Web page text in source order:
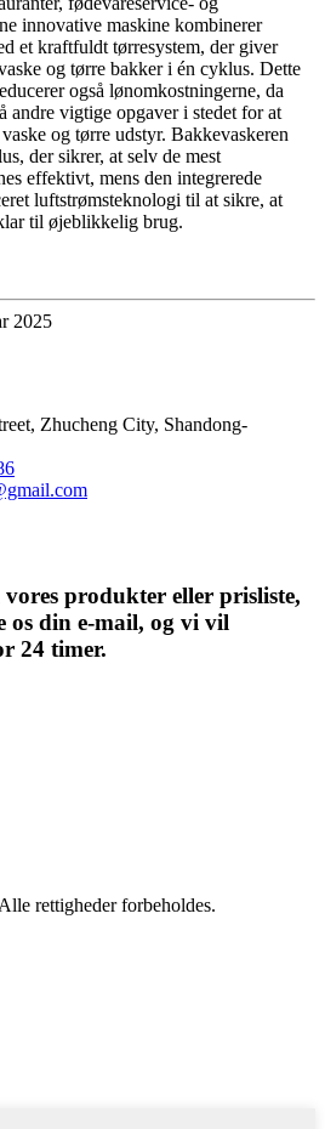
innovative maskine kombinerer
et kraftfuldt tørresystem, der giver
og tørre bakker i én cyklus. Dette
også lønomkostningerne, da
andre vigtige opgaver i stedet for at
og tørre udstyr. Bakkevaskeren
der sikrer, at selv de mest
effektivt, mens den integrerede
luftstrømsteknologi til at sikre, at
til øjeblikkelig brug.
2025
Zhucheng City, Shandong-
produkter eller prisliste,
os din e-mail, og vi vil
24 timer.
rettigheder forbeholdes.